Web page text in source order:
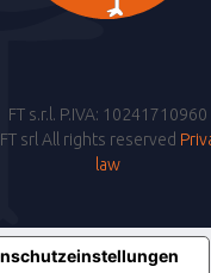
FT s.r.l. P.IVA: 10241710960
srl All rights reserved
law